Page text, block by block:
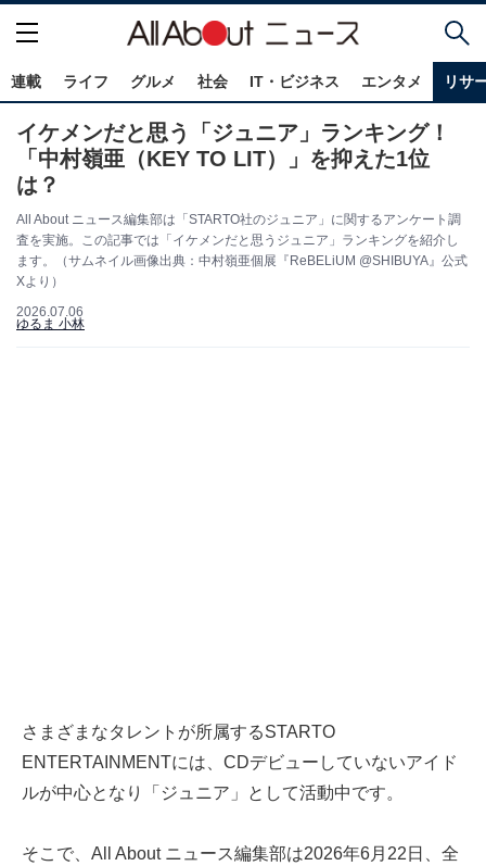
連載 ライフ グルメ 社会 IT・ビジネス エンタメ リサ
イケメンだと思う「ジュニア」ランキング！
「中村嶺亜（KEY TO LIT）」を抑えた1位
は？
All About ニュース編集部は「STARTO社のジュニア」に関するアンケート調
査を実施。この記事では「イケメンだと思うジュニア」ランキングを紹介し
ます。（サムネイル画像出典：中村嶺亜個展『ReBELiUM @SHIBUYA』公式
Xより）
2026.07.06
ゆるま 小林
さまざまなタレントが所属するSTARTO
ENTERTAINMENTには、CDデビューしていないアイド
ルが中心となり「ジュニア」として活動中です。
そこで、All About ニュース編集部は2026年6月22日、全